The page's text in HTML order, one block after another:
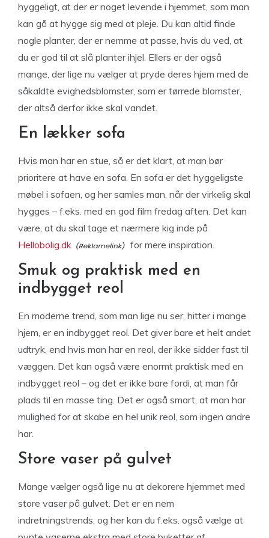
hyggeligt, at der er noget levende i hjemmet, som man
kan gå at hygge sig med at pleje. Du kan altid finde
nogle planter, der er nemme at passe, hvis du ved, at
du er god til at slå planter ihjel. Ellers er der også
mange, der lige nu vælger at pryde deres hjem med de
såkaldte evighedsblomster, som er tørrede blomster,
der altså derfor ikke skal vandet.
En lækker sofa
Hvis man har en stue, så er det klart, at man bør
prioritere at have en sofa. En sofa er det hyggeligste
møbel i sofaen, og her samles man, når der virkelig skal
hygges – f.eks. med en god film fredag aften. Det kan
være, at du skal tage et nærmere kig inde på
Hellobolig.dk
for mere inspiration.
Smuk og praktisk med en
indbygget reol
En moderne trend, som man lige nu ser, hitter i mange
hjem, er en indbygget reol. Det giver bare et helt andet
udtryk, end hvis man har en reol, der ikke sidder fast til
væggen. Det kan også være enormt praktisk med en
indbygget reol – og det er ikke bare fordi, at man får
plads til en masse ting. Det er også smart, at man har
mulighed for at skabe en hel unik reol, som ingen andre
har.
Store vaser på gulvet
Mange vælger også lige nu at dekorere hjemmet med
store vaser på gulvet. Det er en nem
indretningstrends, og her kan du f.eks. også vælge at